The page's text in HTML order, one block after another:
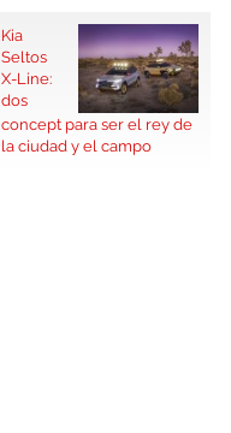
Kia
Seltos
X-Line:
dos
concept para ser el rey de
la ciudad y el campo